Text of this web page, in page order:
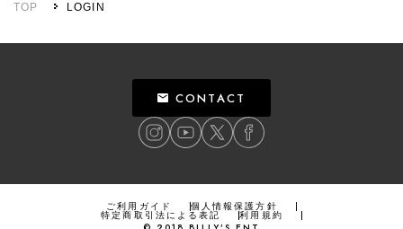
TOP LOGIN
CONTACT
ご利用ガイド 個人情報保護方針
特定商取引法による表記
利用規約